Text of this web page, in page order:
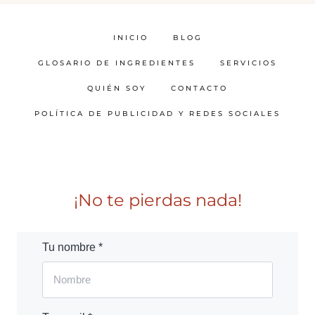
INICIO BLOG
GLOSARIO DE INGREDIENTES SERVICIOS
QUIÉN SOY CONTACTO
POLÍTICA DE PUBLICIDAD Y REDES SOCIALES
¡No te pierdas nada!
Tu nombre *